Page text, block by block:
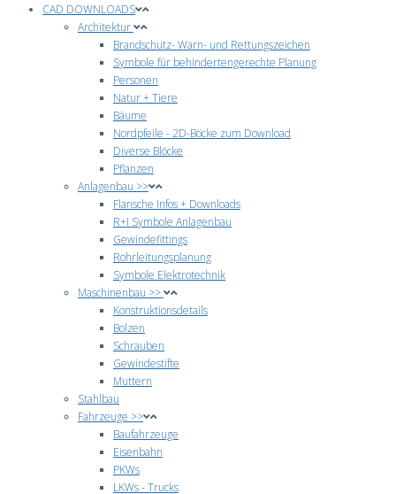
CAD DOWNLOADS
Architektur
Brandschutz- Warn- und Rettungszeichen
Symbole für behindertengerechte Planung
Personen
Natur + Tiere
Bäume
Nordpfeile - 2D-Böcke zum Download
Diverse Blöcke
Pflanzen
Anlagenbau >>
Flansche Infos + Downloads
R+I Symbole Anlagenbau
Gewindefittings
Rohrleitungsplanung
Symbole Elektrotechnik
Maschinenbau >>
Konstruktionsdetails
Bolzen
Schrauben
Gewindestifte
Muttern
Stahlbau
Fahrzeuge >>
Baufahrzeuge
Eisenbahn
PKWs
LKWs - Trucks